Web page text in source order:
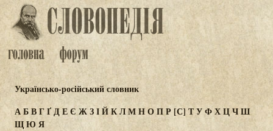
Українсько-російський словник
АБВГҐДЕЄ ЖЗІЙКЛМНОПР [С] ТУФХЦЧШ
ЩЮ Я